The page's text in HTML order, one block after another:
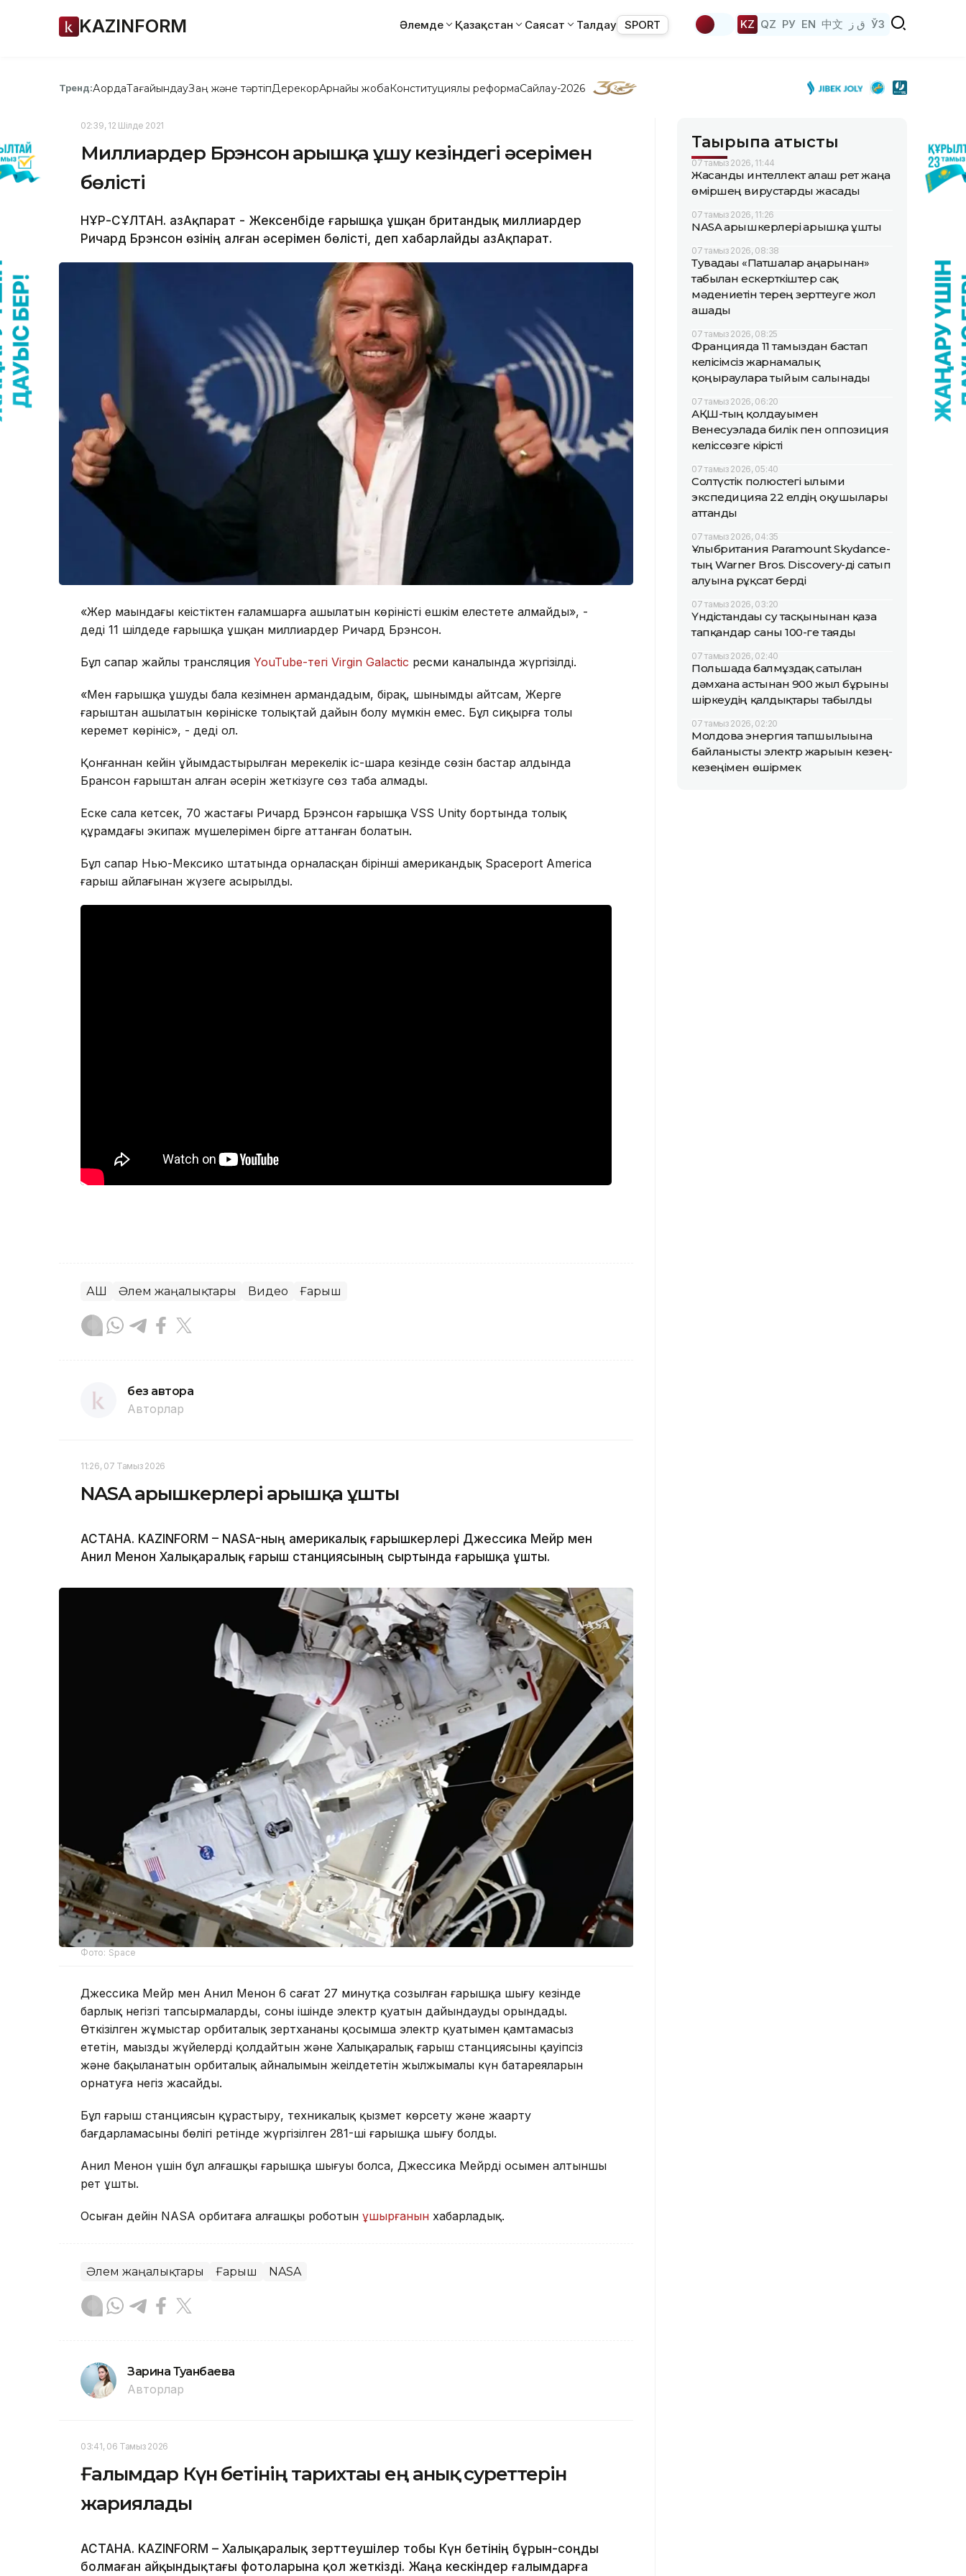
KAZINFORM Әлемде Қазақстан Саясат Талдау SPORT KZ QZ РУ EN 中文 ق ز ЎЗ
Тренд:АқордаТағайындауЗаң және тәртіпДерекқорАрнайы жобаКонституциялық реформаСайлау-2026
02:39, 12 Шілде 2021
Миллиардер Брэнсон ғарышқа ұшу кезіндегі әсерімен
бөлісті
НҰР-СҰЛТАН. ҚазАқпарат - Жексенбіде ғарышқа ұшқан британдық миллиардер
Ричард Брэнсон өзінің алған әсерімен бөлісті, деп хабарлайды ҚазАқпарат.
«Жер маңындағы кеңістіктен ғаламшарға ашылатын көріністі ешкім елестете алмайды», -
деді 11 шілдеде ғарышқа ұшқан миллиардер Ричард Брэнсон.
Бұл сапар жайлы трансляция YouTube-тегі Virgin Galactic ресми каналында жүргізілді.
«Мен ғарышқа ұшуды бала кезімнен армандадым, бірақ, шынымды айтсам, Жерге
ғарыштан ашылатын көрініске толықтай дайын болу мүмкін емес. Бұл сиқырға толы
керемет көрініс», - деді ол.
Қонғаннан кейін ұйымдастырылған мерекелік іс-шара кезінде сөзін бастар алдында
Брансон ғарыштан алған әсерін жеткізуге сөз таба алмады.
Еске сала кетсек, 70 жастағы Ричард Брэнсон ғарышқа VSS Unity бортында толық
құрамдағы экипаж мүшелерімен бірге аттанған болатын.
Бұл сапар Нью-Мексико штатында орналасқан бірінші американдық Spaceport America
ғарыш айлағынан жүзеге асырылды.
АҚШ Әлем жаңалықтары Видео Ғарыш
без автора
Авторлар
11:26, 07 Тамыз 2026
NASA ғарышкерлері ғарышқа ұшты
АСТАНА. KAZINFORM – NASA-ның америкалық ғарышкерлері Джессика Мейр мен
Анил Менон Халықаралық ғарыш станциясының сыртында ғарышқа ұшты.
Фото: Space
Джессика Мейр мен Анил Менон 6 сағат 27 минутқа созылған ғарышқа шығу кезінде
барлық негізгі тапсырмаларды, соның ішінде электр қуатын дайындауды орындады.
Өткізілген жұмыстар орбиталық зертхананы қосымша электр қуатымен қамтамасыз
ететін, маңызды жүйелерді қолдайтын және Халықаралық ғарыш станциясының қауіпсіз
және бақыланатын орбиталық айналымын жеңілдететін жылжымалы күн батареяларын
орнатуға негіз жасайды.
Бұл ғарыш станциясын құрастыру, техникалық қызмет көрсету және жаңарту
бағдарламасының бөлігі ретінде жүргізілген 281-ші ғарышқа шығу болды.
Анил Менон үшін бұл алғашқы ғарышқа шығуы болса, Джессика Мейрдің осымен алтыншы
рет ұшты.
Осыған дейін NASA орбитаға алғашқы роботын ұшырғанын хабарладық.
Әлем жаңалықтары Ғарыш NASA
Зарина Туғанбаева
Авторлар
03:41, 06 Тамыз 2026
Ғалымдар Күн бетінің тарихтағы ең анық суреттерін
жариялады
АСТАНА. KAZINFORM – Халықаралық зерттеушілер тобы Күн бетінің бұрын-соңды
болмаған айқындықтағы фотоларына қол жеткізді. Жаңа кескіндер ғалымдарға
Тақырыпқа қатысты
07 тамыз 2026, 11:44
Жасанды интеллект алғаш рет жаңа
өміршең вирустарды жасады
07 тамыз 2026, 11:26
NASA ғарышкерлері ғарышқа ұшты
07 тамыз 2026, 08:38
Тувадағы «Патшалар аңғарынан»
табылған ескерткіштер сақ
мәдениетін терең зерттеуге жол
ашады
07 тамыз 2026, 08:25
Францияда 11 тамыздан бастап
келісімсіз жарнамалық
қоңырауларға тыйым салынады
07 тамыз 2026, 06:20
АҚШ-тың қолдауымен
Венесуэлада билік пен оппозиция
келіссөзге кірісті
07 тамыз 2026, 05:40
Солтүстік полюстегі ғылыми
экспедицияға 22 елдің оқушылары
аттанды
07 тамыз 2026, 04:35
Ұлыбритания Paramount Skydance-
тың Warner Bros. Discovery-ді сатып
алуына рұқсат берді
07 тамыз 2026, 03:20
Үндістандағы су тасқынынан қаза
тапқандар саны 100-ге таяды
07 тамыз 2026, 02:40
Польшада балмұздақ сатылған
дәмхана астынан 900 жыл бұрынғы
шіркеудің қалдықтары табылды
07 тамыз 2026, 02:20
Молдова энергия тапшылығына
байланысты электр жарығын кезең-
кезеңімен өшірмек